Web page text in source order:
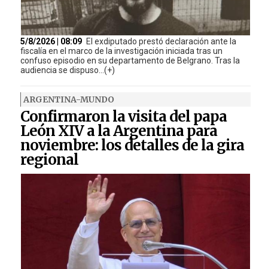
5/8/2026 | 08:09 El exdiputado prestó declaración ante la
fiscalía en el marco de la investigación iniciada tras un
confuso episodio en su departamento de Belgrano. Tras la
audiencia se dispuso...(+)
ARGENTINA-MUNDO
Confirmaron la visita del papa
León XIV a la Argentina para
noviembre: los detalles de la gira
regional